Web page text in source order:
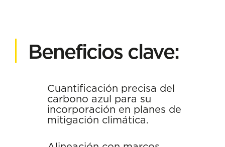
Beneficios clave:
Cuantificación precisa del
carbono azul para su
incorporación en planes de
mitigación climática.